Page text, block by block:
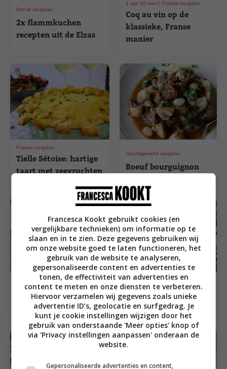
2x flammkuchen
recepten uit de Elzas
Borrel recepten
Coq au vin op de
klassieke, Franse
manier
1 uur 10 min Franse recepten
Tielle Sétoise: hartige
taart met zeevruchten
Franse recepten
Boeuf bourguignon
Hoofdgerecht recepten
Steak tartare van Ron
Gastrobar Paris
Makkelijke recepten
Kersen clafoutis
Makkelijke recepten
Francesca Kookt gebruikt cookies (en
vergelijkbare technieken) om informatie op te
slaan en in te zien. Deze gegevens gebruiken wij
om onze website goed te laten functioneren, het
gebruik van de website te analyseren,
gepersonaliseerde content en advertenties te
tonen, de effectiviteit van advertenties en
content te meten en onze diensten te verbeteren.
Hiervoor verzamelen wij gegevens zoals unieke
advertentie ID’s, geolocatie en surfgedrag. Je
kunt je cookie instellingen wijzigen door het
gebruik van onderstaande 'Meer opties' knop of
via 'Privacy instellingen aanpassen' onderaan de
website.
Gepersonaliseerde advertenties en content,